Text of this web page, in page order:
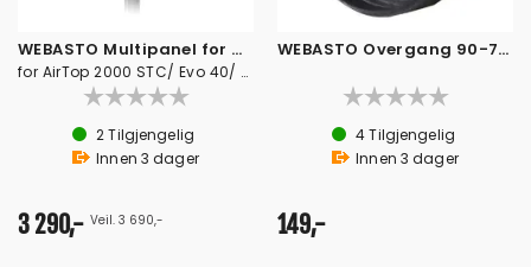
WEBASTO Multipanel for Dieselvarmer luft
for AirTop 2000 STC/ Evo 40/ Evo55
2Tilgjengelig
Innen 3 dager
3 290,- Veil. 3 690,-
WEBASTO Overgang 90-75 mm
4Tilgjengelig
Innen 3 dager
149,-